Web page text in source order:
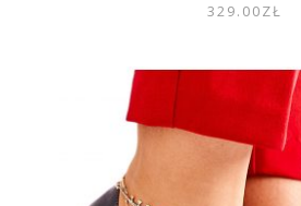
329.00ZŁ